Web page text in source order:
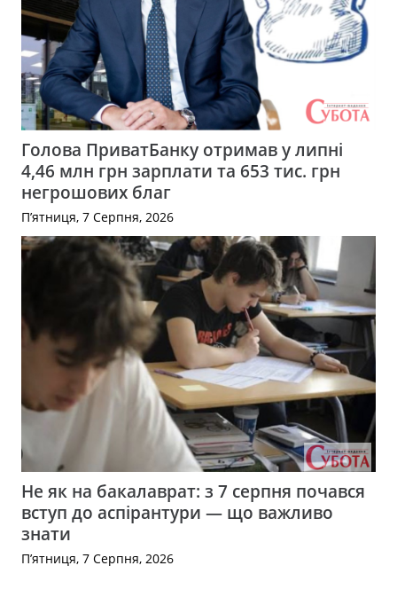
Голова ПриватБанку отримав у липні
4,46 млн грн зарплати та 653 тис. грн
негрошових благ
П’ятниця, 7 Серпня, 2026
Не як на бакалаврат: з 7 серпня почався
вступ до аспірантури — що важливо
знати
П’ятниця, 7 Серпня, 2026